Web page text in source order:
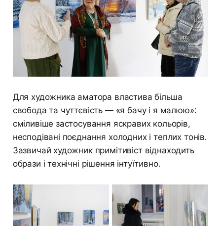
Для художника аматора властива більша
свобода та чуттєвість — «я бачу і я малюю»:
сміливіше застосування яскравих кольорів,
несподівані поєднання холодних і теплих тонів.
Зазвичай художник примітивіст віднаходить
образи і технічні рішення інтуїтивно.